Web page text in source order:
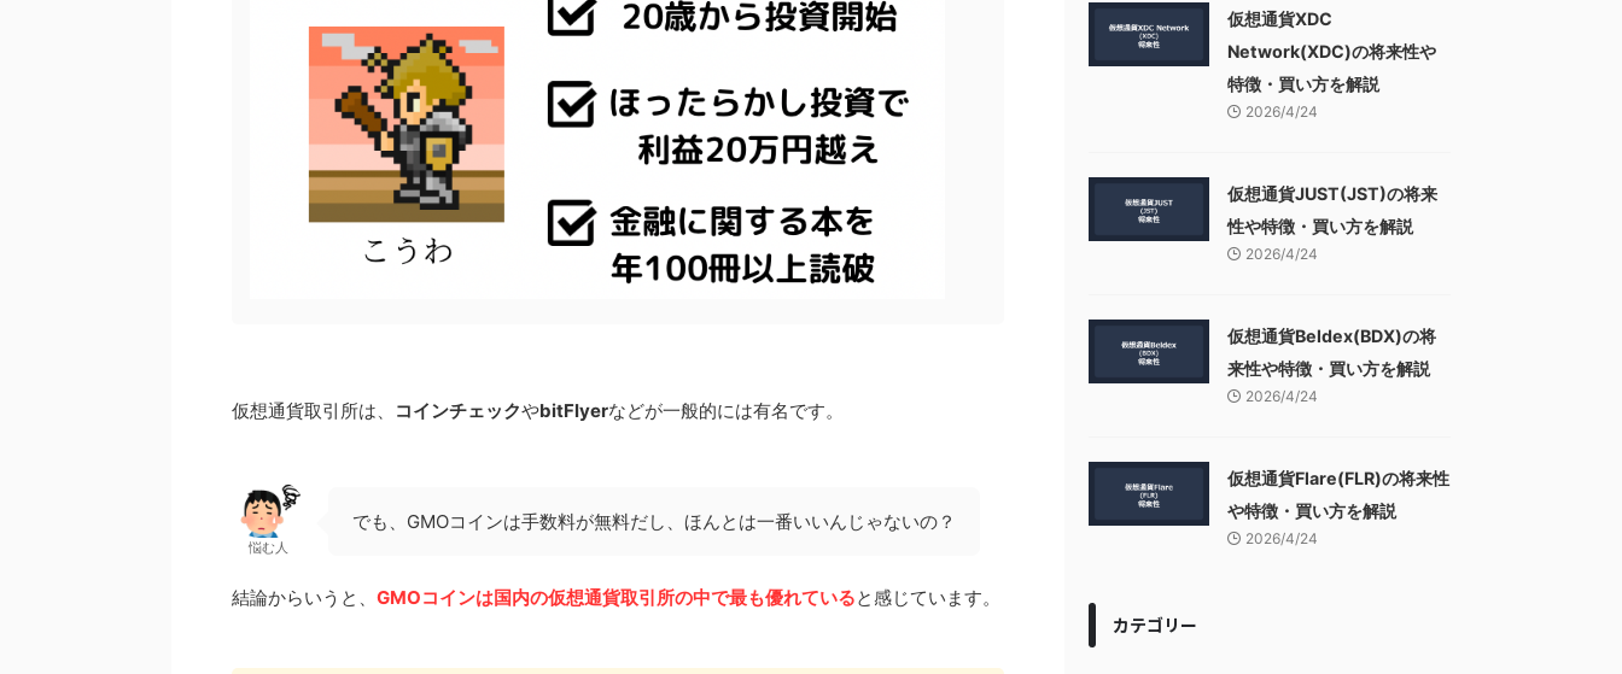
仮想通貨取引所は、 コインチェックやbitFlyerなどが一般的には有名です。
悩む人
でも、GMOコインは手数料が無料だし、ほんとは一番いいんじゃないの？
結論からいうと、 GMOコインは国内の仮想通貨取引所の中で最も優れていると感じています。
仮想通貨XDC
Network(XDC)の将来性や
特徴・買い方を解説
2026/4/24
仮想通貨JUST(JST)の将来
性や特徴・買い方を解説
2026/4/24
仮想通貨Beldex(BDX)の将
来性や特徴・買い方を解説
2026/4/24
仮想通貨Flare(FLR)の将来性
や特徴・買い方を解説
2026/4/24
カテゴリー